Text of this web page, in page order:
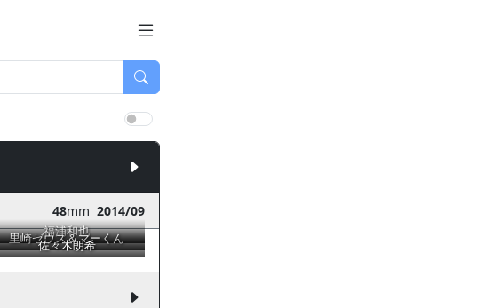
48mm 2014/09
福浦和也
里崎ゼウス＆マーくん
佐々木朗希